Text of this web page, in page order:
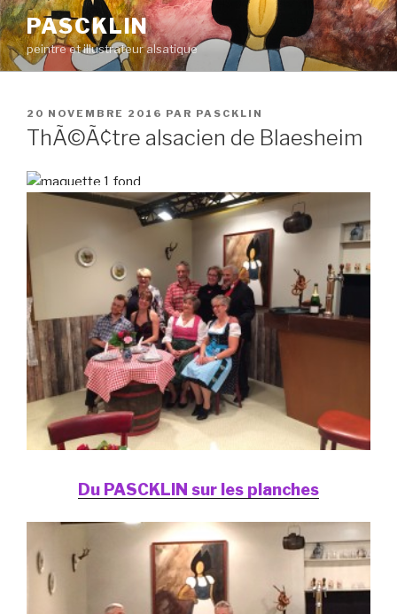
Aller
au
contenu
principal
PASCKLIN
peintre et illustrateur alsatique
PUBLIÉ
LE
20 NOVEMBRE 2016 PAR PASCKLIN
ThÃ©Ã¢tre alsacien de Blaesheim
Du PASCKLIN sur les planches